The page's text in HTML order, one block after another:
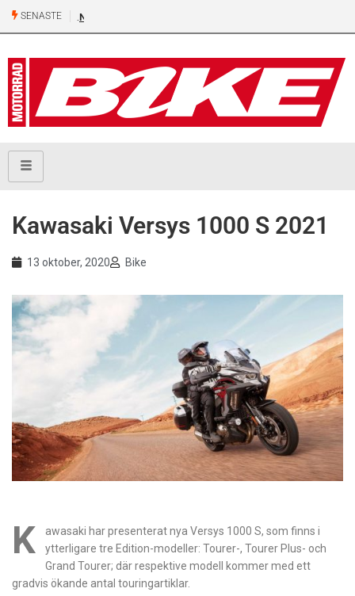
SENASTE Ny 500-kubiks retro från Honda
Kawasaki Versys 1000 S 2021
13 oktober, 2020 Bike
K
awasaki har presenterat nya Versys 1000 S, som finns i
ytterligare tre Edition-modeller: Tourer-, Tourer Plus- och
Grand Tourer; där respektive modell kommer med ett
gradvis ökande antal touringartiklar.